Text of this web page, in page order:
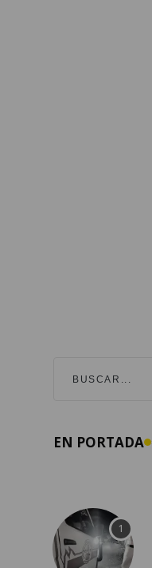
EN PORTADA